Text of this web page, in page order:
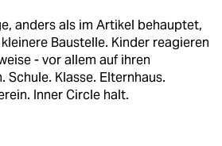
anders als im Artikel behauptet,
Baustelle. Kinder reagieren
- vor allem auf ihren
Schule. Klasse. Elternhaus.
Inner Circle halt.